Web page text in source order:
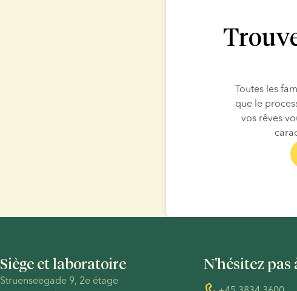
Toutes les
que le
vos rêves
Siège et laboratoire
Struenseegade 9, 2e étage
N'hésitez pas